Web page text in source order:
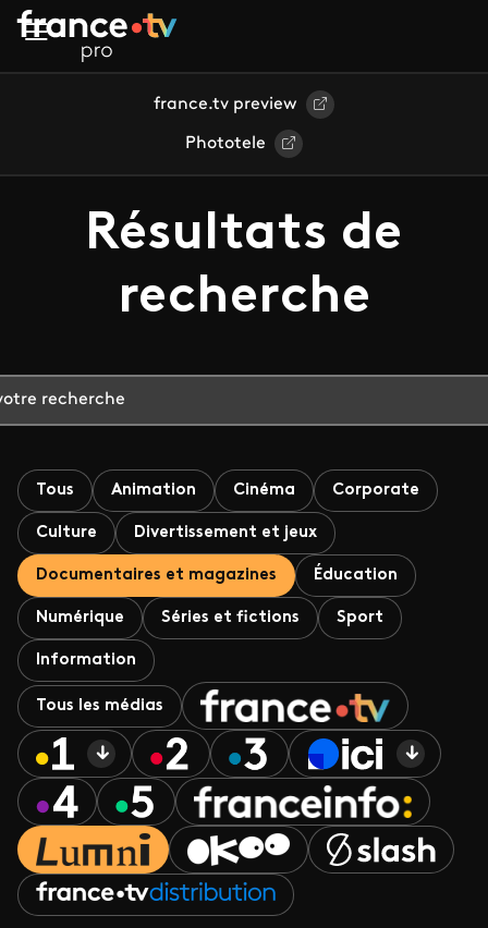
Aller au contenu principal
france.tv preview
Phototele
Résultats de
recherche
Tous Animation Cinéma Corporate
Culture Divertissement et jeux
Documentaires et magazines Éducation
Numérique Séries et fictions Sport
Information
Tous les médias